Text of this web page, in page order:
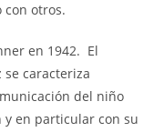
con otros.
en 1942. El
caracteriza
del niño
y en particular con su